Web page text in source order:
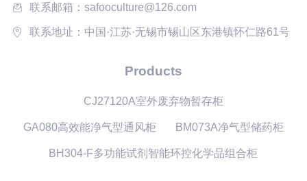
联系邮箱：safooculture@126.com
联系地址：中国·江苏·无锡市锡山区东港镇怀仁路61号
Products
CJ27120A室外废弃物暂存柜
GA080高效能净气型通风柜 BM073A净气型储药柜
BH304-F多功能试剂智能环控化学品组合柜